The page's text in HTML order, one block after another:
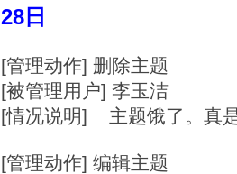
28日
[管理动作] 删除主题
[被管理用户] 李玉洁
[情况说明] 主题饿了。真
[管理动作] 编辑主题